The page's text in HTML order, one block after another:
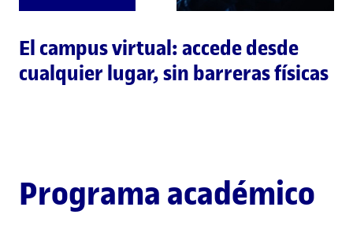
El campus virtual: accede desde
cualquier lugar, sin barreras físicas
Programa académico